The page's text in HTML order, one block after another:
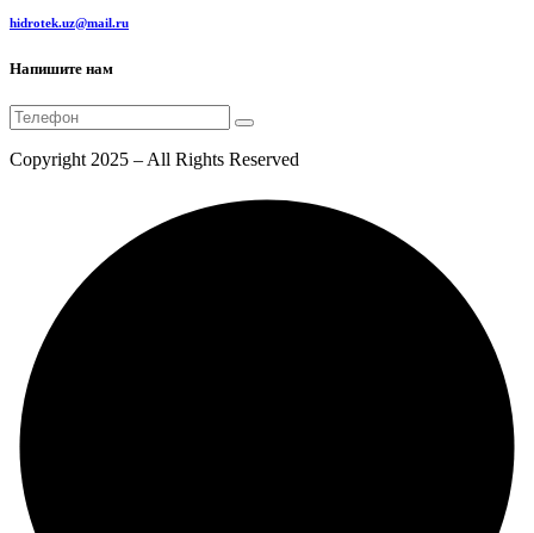
hidrotek.uz@mail.ru
Напишите нам
Copyright 2025 – All Rights Reserved